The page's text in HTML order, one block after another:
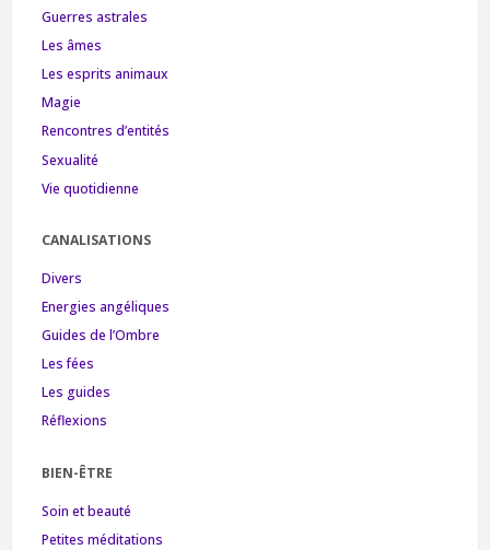
Guerres astrales
Les âmes
Les esprits animaux
Magie
Rencontres d’entités
Sexualité
Vie quotidienne
CANALISATIONS
Divers
Energies angéliques
Guides de l’Ombre
Les fées
Les guides
Réflexions
BIEN-ÊTRE
Soin et beauté
Petites méditations